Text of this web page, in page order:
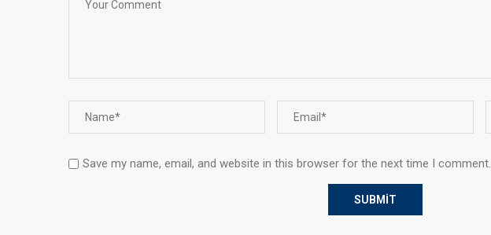
Save my name, email, and website in this browser for the next time I comment.